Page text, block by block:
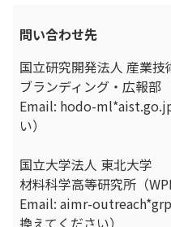
問い合わせ先
国立研究開発法人 産業技
ブランディング・広報
Email: hodo-
い）
国立大学法人 東北大学
材料科学高等研究所（
Email: aimr-